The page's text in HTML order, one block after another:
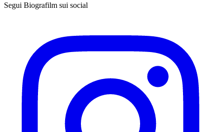
Segui Biografilm sui social